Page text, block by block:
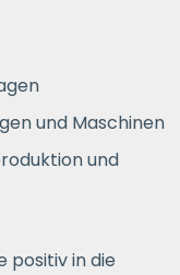
und Maschinen
und
positiv in die